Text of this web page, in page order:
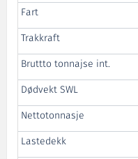
Fart
Trakkraft
Bruttto tonnajse int.
Dødvekt SWL
Nettotonnasje
Lastedekk